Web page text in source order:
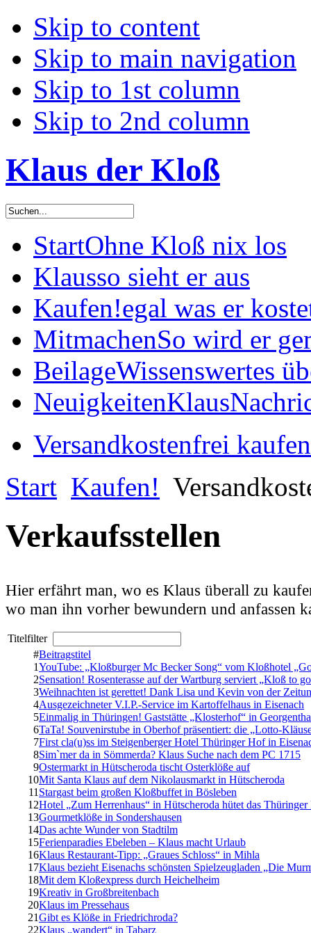
Skip to content
Skip to main navigation
Skip to 1st column
Skip to 2nd column
Klaus der Kloß
StartOhne Kloß nix los
Klausso sieht er aus
Kaufen!egal was er
MitmachenSo wird er
BeilageWissenswertes
Neuigkeiten
Versandkostenfrei kaufen
Start Kaufen!
Verkaufsstellen
Hier erfährt man, wo es Klaus überall zu
wo man ihn vorher bewundern und anfassen
Titelfilter
#Beitragstitel
1YouTube: „Kloßburger Mc Becker Song“ vom Kloßhotel
2Sensation! Rosenterasse auf der Wartburg serviert „Kloß to
3Weihnachten ist gerettet! Dank Lisa und Kevin von der
4Ausgezeichneter V.I.P.-Service im Kartoffelhaus in Eisenach
5Einmalig in Thüringen! Gaststätte „Klosterhof“ in
6TaTa! Souvenirstube in Oberhof präsentiert: die „Lotto-
7First cla(u)ss im Steigenberger Hotel Thüringer Hof in
8Sim`mer da in Sömmerda? Klaus Suche nach dem PC 1715
9Ostermarkt in Hütscheroda tischt Osterklöße auf
10Mit Santa Klaus auf dem Nikolausmarkt in Hütscheroda
11 Stargast beim großen Kloßbuffet in Bösleben
12Hotel „Zum Herrenhaus“ in Hütscheroda hütet das
13Gourmetklöße in Sondershausen
14Das achte Wunder von Stadtilm
15Ferienparadies Ebeleben – Klaus macht Urlaub
16Klaus Restaurant-Tipp: „Graues Schloss“ in Mihla
17Klaus bezieht Eisenachs schönsten Spielzeugladen „Die
18Mit dem Kloßexpress durch Heichelheim
19Kreativ in Großbreitenbach
20Klaus im Pressehaus
21Gibt es Klöße in Friedrichroda?
22Klaus „wandert“ in Tabarz